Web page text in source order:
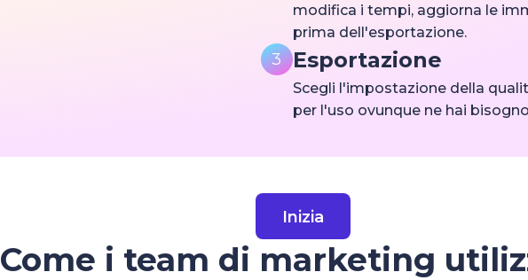
modifica i tempi, aggiorna le
prima dell'esportazione.
3 Esportazione
Scegli l'impostazione della
per l'uso ovunque ne hai
Inizia
Come i team di marketing